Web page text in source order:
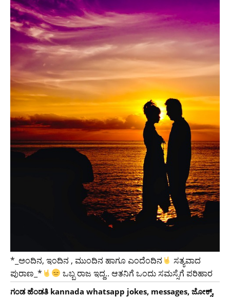
*_ಅಂದಿನ, ಇಂದಿನ , ಮುಂದಿನ ಹಾಗೂ ಎಂದೆಂದಿನ
ಸತ್ಯವಾದ
ಪುರಾಣ_*
ಒಬ್ಬ ರಾಜ ಇದ್ದ.. ಆತನಿಗೆ ಒಂದು ಸಮಸ್ಸೆಗೆ ಪರಿಹಾರ
ಗಂಡ ಹೆಂಡತಿ kannada whatsapp jokes, messages, ಜೋಕ್ಸ್,